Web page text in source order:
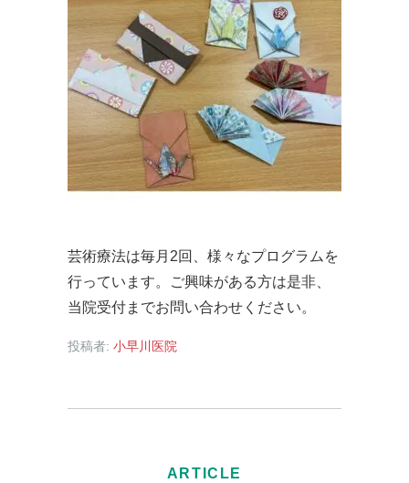
芸術療法は毎月2回、様々なプログラムを
行っています。ご興味がある方は是非、
当院受付までお問い合わせください。
投稿者: 小早川医院
ARTICLE